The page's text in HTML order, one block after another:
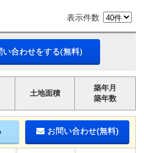
表示件数
い合わせをする(無料)
土地面積
築年月
築年数
お問い合わせ(無料)